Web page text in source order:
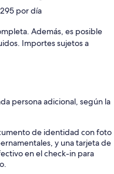
por día
Además, es posible
Importes sujetos a
persona adicional, según la
de identidad con foto
y una tarjeta de
en el check-in para